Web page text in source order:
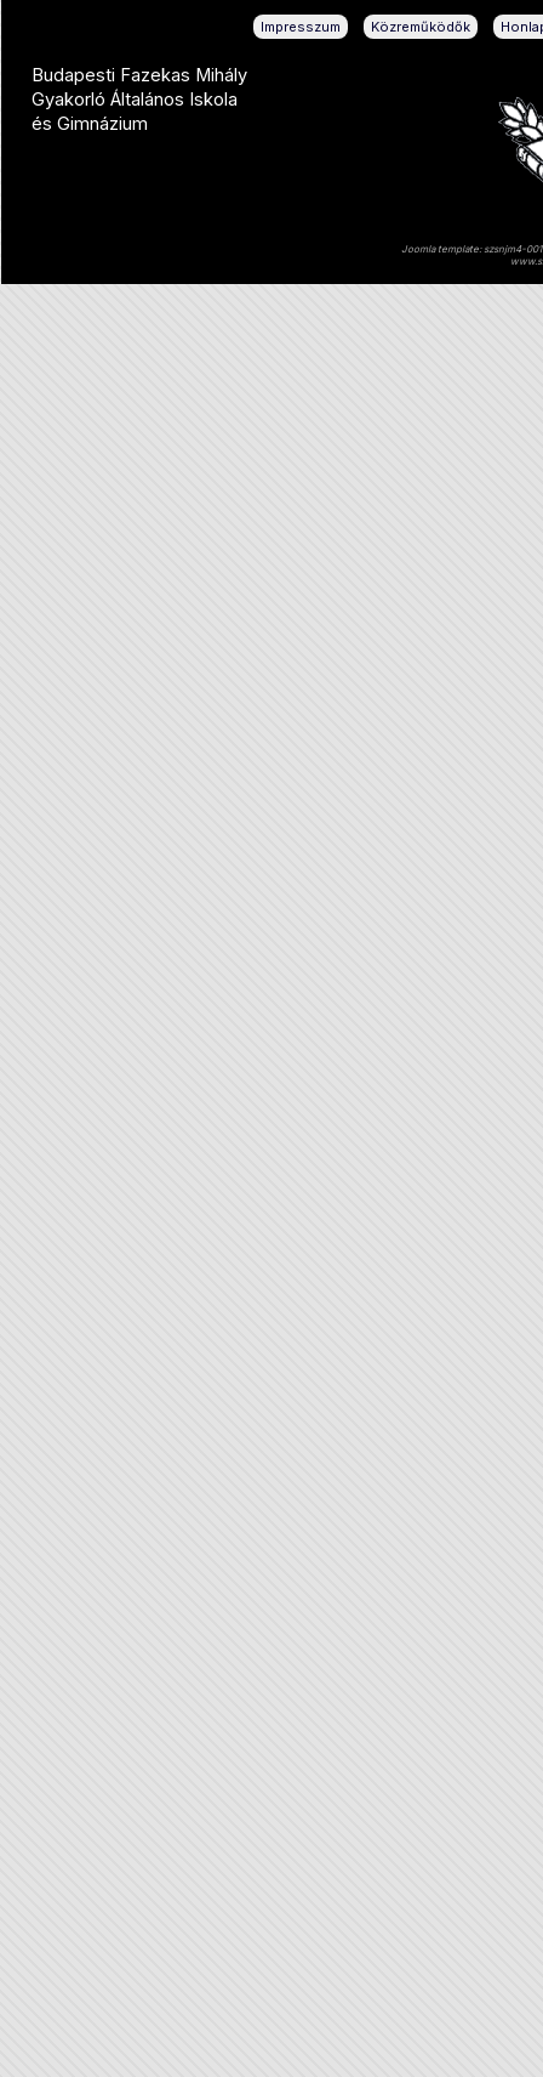
Impresszum Közreműködők
Budapesti Fazekas Mihály
Gyakorló Általános Iskola
és Gimnázium
Joomla template: szsnjm4-